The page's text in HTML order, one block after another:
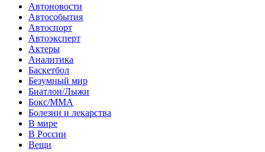
Автоновости
Автособытия
Автоспорт
Автоэксперт
Актеры
Аналитика
Баскетбол
Безумный мир
Биатлон/Лыжи
Бокс/MMA
Болезни и лекарства
В мире
В России
Вещи